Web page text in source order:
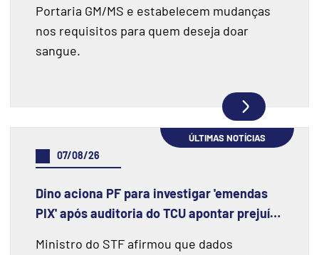
Portaria GM/MS e estabelecem mudanças
nos requisitos para quem deseja doar
sangue.
ÚLTIMAS NOTÍCIAS
07/08/26
Dino aciona PF para investigar 'emendas
PIX' após auditoria do TCU apontar prejuízo
Ministro do STF afirmou que dados